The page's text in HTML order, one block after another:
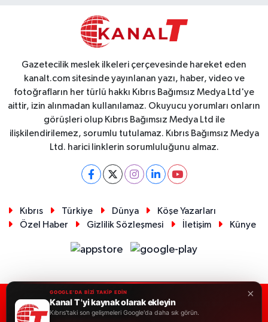
Gazetecilik meslek ilkeleri çerçevesinde hareket eden
kanalt.com sitesinde yayınlanan yazı, haber, video ve
fotoğrafların her türlü hakkı Kıbrıs Bağımsız Medya Ltd'ye
aittir, izin alınmadan kullanılamaz. Okuyucu yorumları onların
görüşleri olup Kıbrıs Bağımsız Medya Ltd ile
ilişkilendirilemez, sorumlu tutulamaz. Kıbrıs Bağımsız Medya
Ltd. harici linklerin sorumluluğunu almaz.
Kıbrıs Türkiye Dünya
Köşe Yazarları
Özel Haber
Gizlilik Sözleşmesi İletişim Künye
RSS Copyright © 2026. Her hakkı saklıdır.
×
GOOGLE'DA BİZİ TAKİP EDİN
Kanal T 'yi kaynak olarak ekleyin
Kıbrıs'taki son gelişmeleri Google'da daha sık görün.